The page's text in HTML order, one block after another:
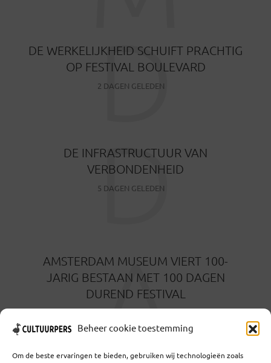
Beheer cookie toestemming
Om de beste ervaringen te bieden, gebruiken wij technologieën zoals
DE WERKELIJKHEID SCHUIFT PRACHTIG
OP FESTIVAL BOULEVARD
2 DAGEN GELEDEN
D
DE INFRASTRUCTUUR VAN
VERBONDENHEID
5 DAGEN GELEDEN
D
AMSTERDAM MUSEUM VIERT 100-
JARIG BESTAAN MET 100 DAGEN
DUREND FESTIVAL
A